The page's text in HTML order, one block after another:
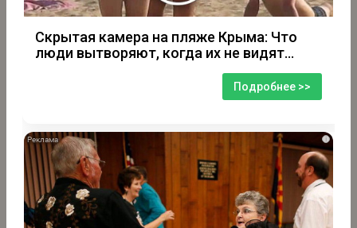
Скрытая камера на пляже Крыма: Что
люди вытворяют, когда их не видят...
Подробнее >>
i